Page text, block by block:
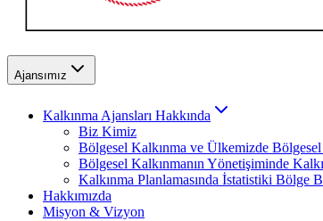
Ajansımız
Kalkınma Ajansları Hakkında
Biz Kimiz
Bölgesel Kalkınma ve Ülkemizde
Bölgesel Kalkınmanın Yönetişiminde
Kalkınma Planlamasında İstatistiki Bölge
Hakkımızda
Misyon & Vizyon